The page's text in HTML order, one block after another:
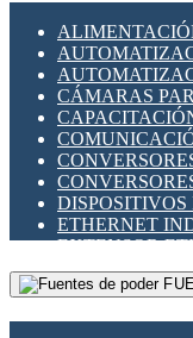
SENSORES
VARIACS
VARIADORES
MAQUINARIA
ILUMINACIÓN
INTERFACES
OTROS RELÉS
PROTECCIÓN
RELÉS
RELÉS DE
RELÉS DE
RELÉS
RELÉS
SENSORES
CÁMARAS
DISPOSITIVOS
ETHERNET
EXTENSOR
GATEWAY
GESTIÓN DE